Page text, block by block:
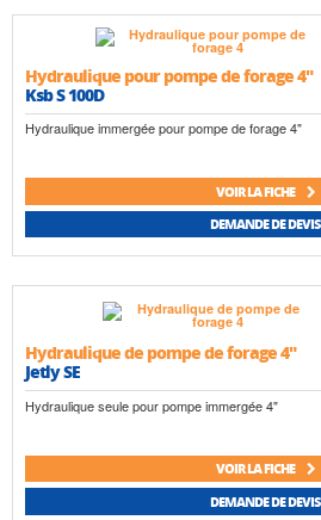
Hydraulique pour pompe de forage 4"
Ksb S 100D
Hydraulique immergée pour pompe de forage 4"
VOIR LA FICHE
DEMANDE DE DEVIS
Hydraulique de pompe de forage 4"
Jetly SE
Hydraulique seule pour pompe immergée 4"
VOIR LA FICHE
DEMANDE DE DEVIS